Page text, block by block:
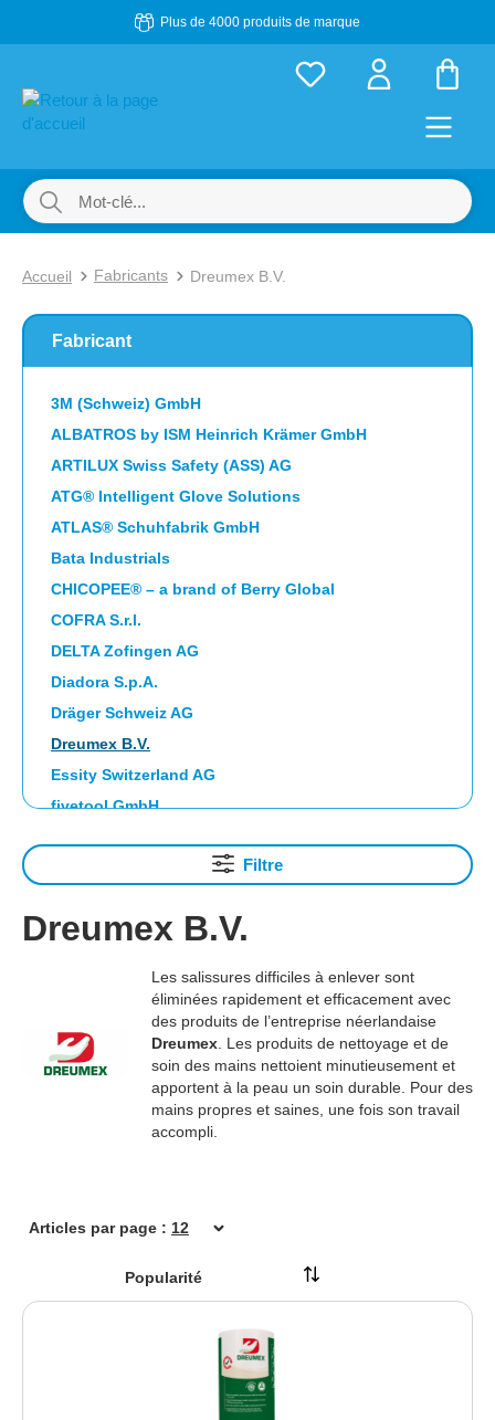
Passer au contenu principalPlus de 4000 produits de marque
Accueil Fabricants Dreumex B.V.
Fabricant
3M (Schweiz) GmbH
ALBATROS by ISM Heinrich Krämer GmbH
ARTILUX Swiss Safety (ASS) AG
ATG® Intelligent Glove Solutions
ATLAS® Schuhfabrik GmbH
Bata Industrials
CHICOPEE® – a brand of Berry Global
COFRA S.r.l.
DELTA Zofingen AG
Diadora S.p.A.
Dräger Schweiz AG
Dreumex B.V.
Essity Switzerland AG
fivetool GmbH
FTG SAFETY SHOES S.p.A.
HAIX Vertriebs AG
Kimberly-Clark Switzerland GmbH
Kleen Purgatis International AG
Lucart sas
MEGA Clean Professional GmbH
MEWA Textil-Service AG & Co. Deutschland OHG
SANTOS by Sander Handels-GmbH
SHIELD Scientific B.V.
Solida AG
WEPA Professional GmbH
Filtre
Dreumex B.V.
Les salissures difficiles à enlever sont
éliminées rapidement et efficacement avec
des produits de l’entreprise néerlandaise
Dreumex . Les produits de nettoyage et de
soin des mains nettoient minutieusement et
apportent à la peau un soin durable. Pour des
mains propres et saines, une fois son travail
accompli.
Articles par page :